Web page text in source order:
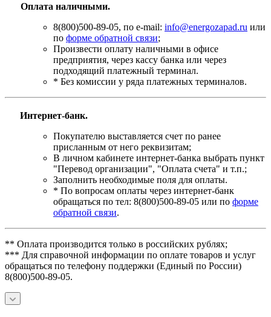
Оплата наличными.
8(800)500-89-05, по e-mail: info@energozapad.ru или
по форме обратной связи;
Произвести оплату наличными в офисе
предприятия, через кассу банка или через
подходящий платежный терминал.
* Без комиссии у ряда платежных терминалов.
Интернет-банк.
Покупателю выставляется счет по ранее
присланным от него реквизитам;
В личном кабинете интернет-банка выбрать пункт
"Перевод организации", "Оплата счета" и т.п.;
Заполнить необходимые поля для оплаты.
* По вопросам оплаты через интернет-банк
обращаться по тел: 8(800)500-89-05 или по форме
обратной связи.
** Оплата производится только в российских рублях;
*** Для справочной информации по оплате товаров и услуг
обращаться по телефону поддержки (Единый по России)
8(800)500-89-05.